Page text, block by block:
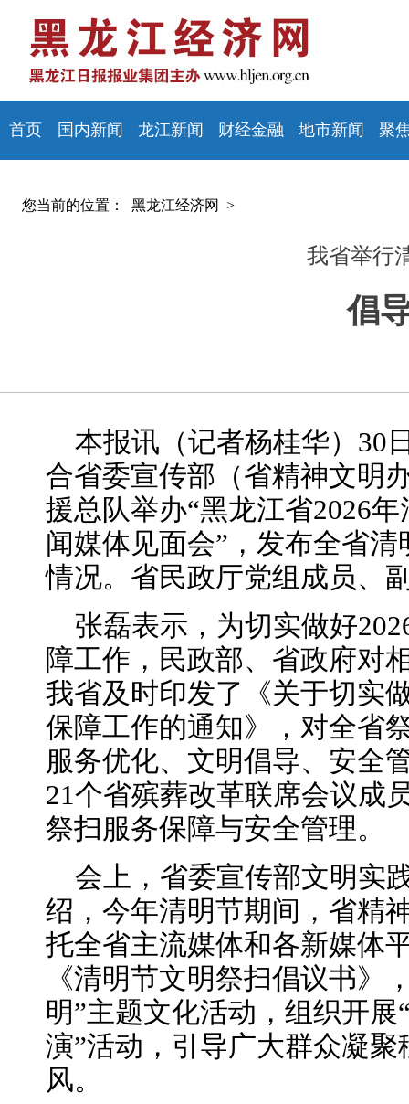
首页 国内新闻 龙江新闻 财经金融 地市新闻 聚
您当前的位置： 黑龙江经济网 >
我省举行
倡
本报讯（记者杨桂华）30
合省委宣传部（省精神文明
援总队举办“黑龙江省2026
闻媒体见面会”，发布全省
情况。省民政厅党组成员、
张磊表示，为切实做好
障工作，民政部、省政府对
我省及时印发了《关于切实
保障工作的通知》，对全省
服务优化、文明倡导、安全
21个省殡葬改革联席会议成
祭扫服务保障与安全管理。
会上，省委宣传部文明实
绍，今年清明节期间，省精
托全省主流媒体和各新媒体
《清明节文明祭扫倡议书》
明”主题文化活动，组织开
演”活动，引导广大群众凝
风。